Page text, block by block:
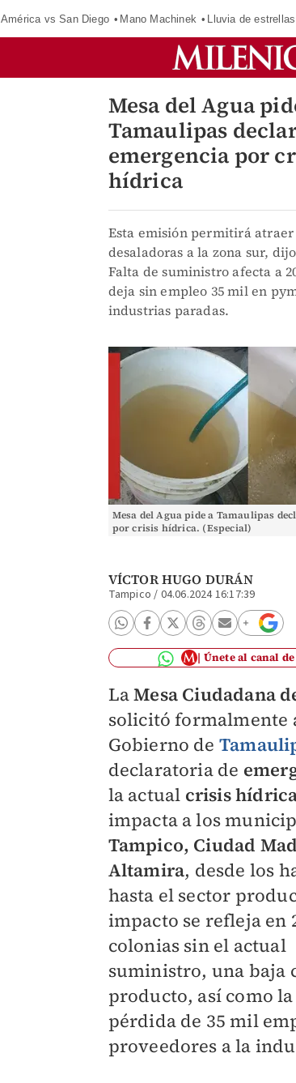
América vs San Diego Mano Machinek Lluvia de estrellas
Mesa del Agua
Tamaulipas
emergencia por
hídrica
Esta emisión permitirá
desaladoras a la zona sur,
Falta de suministro afecta a
deja sin empleo 35 mil en
industrias paradas.
Mesa del Agua pide a Tamaulipas
por crisis hídrica. (Especial)
VÍCTOR HUGO DURÁN
Tampico / 04.06.2024 16:17:39
Únete al canal
LaMesa Ciudadana
solicitó formalmente
Gobierno de
declaratoria de
la actual crisis
impacta a los
Tampico, Ciudad
Altamira, desde los
hasta el sector
impacto se refleja en
colonias sin el actual
suministro, una baja
producto, así como
pérdida de 35 mil
proveedores a la